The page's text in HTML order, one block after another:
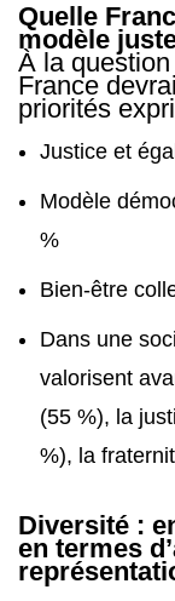
Quelle
modèle
À la
France
priorités
Justice et
Modèle
%
Bien-être
Dans une
valorisent
(55 %), la
%), la
Diversité :
en termes